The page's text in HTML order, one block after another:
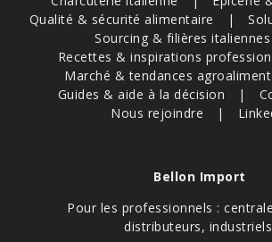
Qualité & sécurité alimentaire
Sourcing & filières italiennes
Recettes & inspirations
Marché & tendances
Guides & aide à la décision
Nous rejoindre
Bellon Import
Pour les professionnels :
distributeurs,